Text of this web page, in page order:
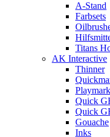
A-Stand
Farbsets
Titans
AK Interactive
Thinner
Quick
Quick
Gouache
Inks